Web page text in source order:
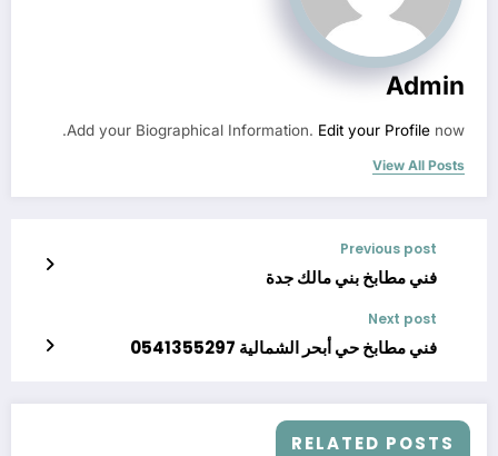
Admin
Add your Biographical Information. Edit your Profile now.
View All Posts
Previous post
فني مطابخ بني مالك جدة
Next post
فني مطابخ حي أبحر الشمالية 0541355297
RELATED POSTS